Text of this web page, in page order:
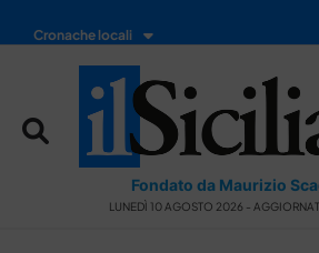
Cronache locali
Fondato da Maurizio
LUNEDÌ 10 AGOSTO 2026 -